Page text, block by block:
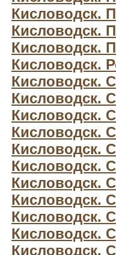
Кисловодск.
Кисловодск.
Кисловодск.
Кисловодск.
Кисловодск.
Кисловодск.
Кисловодск.
Кисловодск.
Кисловодск.
Кисловодск.
Кисловодск.
Кисловодск.
Кисловодск.
Кисловодск.
Кисловодск.